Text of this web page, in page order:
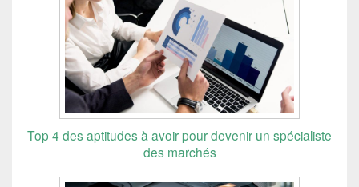
Top 4 des aptitudes à avoir pour devenir un spécialiste
des marchés